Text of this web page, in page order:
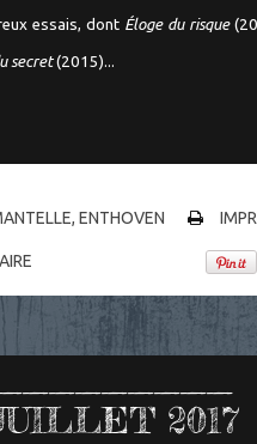
essais, dont Éloge du risque
secret(2015)...
, ENTHOVEN
2017